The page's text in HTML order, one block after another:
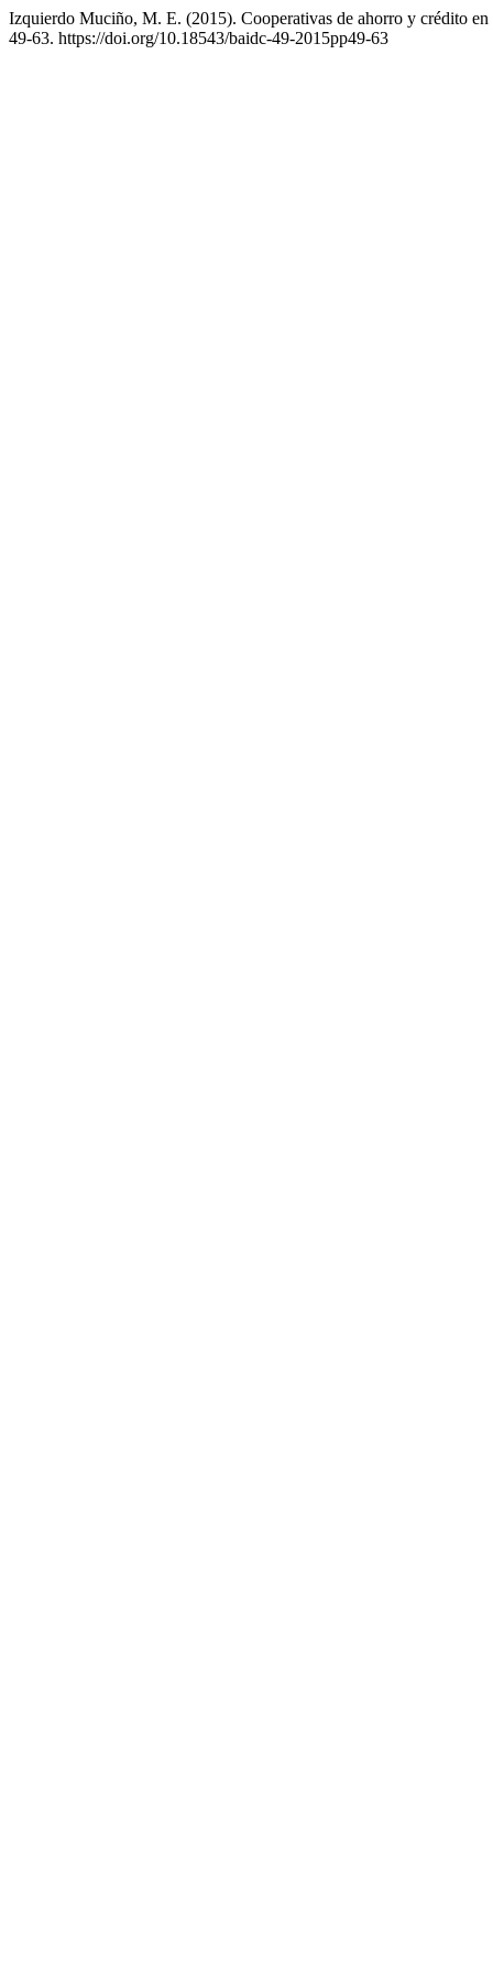
Izquierdo Muciño, M. E. (2015). Cooperativas de ahorro y crédito
49-63. https://doi.org/10.18543/baidc-49-2015pp49-63